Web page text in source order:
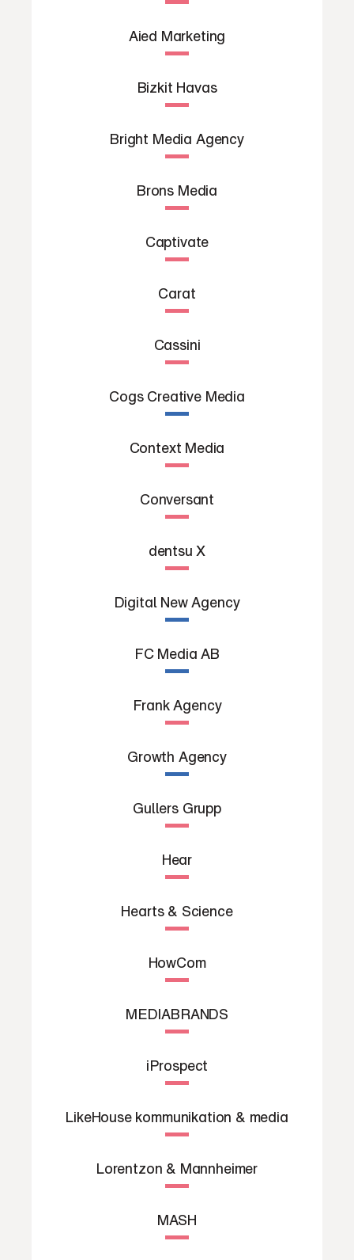
Aied Marketing
Bizkit Havas
Bright Media Agency
Brons Media
Captivate
Carat
Cassini
Cogs Creative Media
Context Media
Conversant
dentsu X
Digital New Agency
FC Media AB
Frank Agency
Growth Agency
Gullers Grupp
Hear
Hearts & Science
HowCom
MEDIABRANDS
iProspect
LikeHouse kommunikation & media
Lorentzon & Mannheimer
MASH